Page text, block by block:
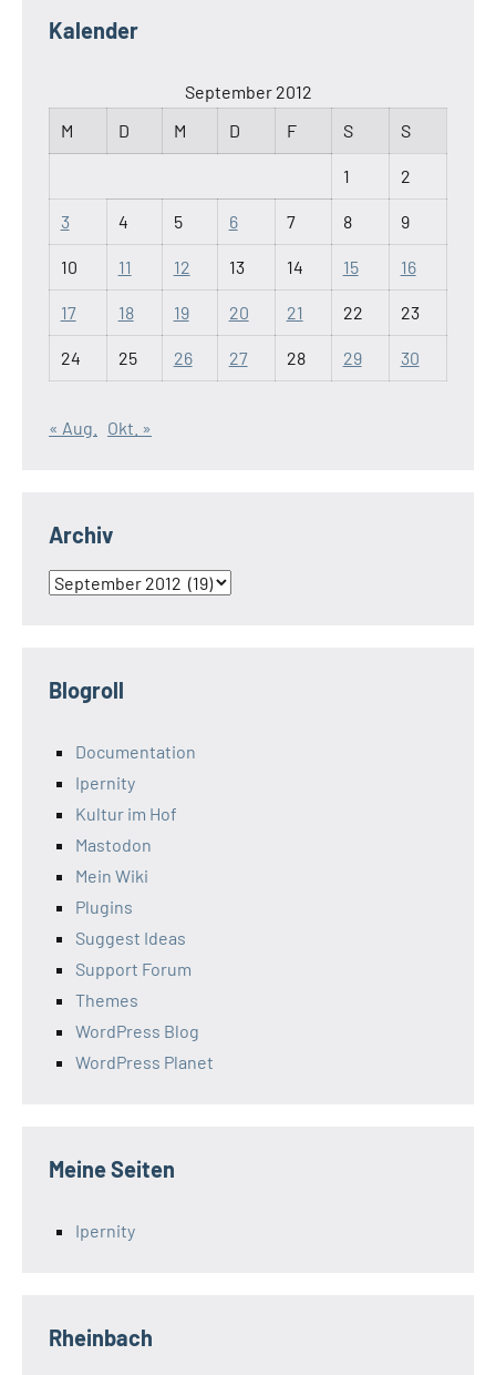
Kalender
September 2012
M
D M D F S S
1 2
3 4 5 6 7 8 9
10 11 12 13 14 15 16
17 18 19 20 21 22 23
24 25 26 27 28 29 30
« Aug. Okt. »
Archiv
Archiv
Blogroll
Documentation
Ipernity
Kultur im Hof
Mastodon
Mein Wiki
Plugins
Suggest Ideas
Support Forum
Themes
WordPress Blog
WordPress Planet
Meine Seiten
Ipernity
Rheinbach